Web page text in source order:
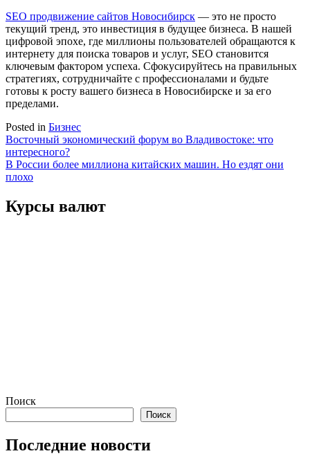
SEO продвижение сайтов Новосибирск — это не просто
текущий тренд, это инвестиция в будущее бизнеса. В нашей
цифровой эпохе, где миллионы пользователей обращаются к
интернету для поиска товаров и услуг, SEO становится
ключевым фактором успеха. Сфокусируйтесь на правильных
стратегиях, сотрудничайте с профессионалами и будьте
готовы к росту вашего бизнеса в Новосибирске и за его
пределами.
Posted in Бизнес
Навигация
по
записям
Восточный экономический форум во Владивостоке: что
интересного?
В России более миллиона китайских машин. Но ездят они
плохо
Курсы валют
Поиск
Поиск
Последние новости